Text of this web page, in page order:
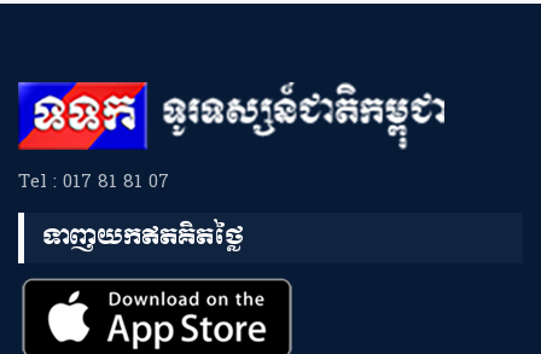
Tel : 017 81 81 07
ទាញយកឥតគិតថ្លៃ